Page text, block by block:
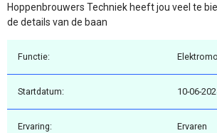
Hoppenbrouwers Techniek heeft jou veel te
de details van de baan
Functie:
Startdatum: 10-06-
Ervaring: Ervaren